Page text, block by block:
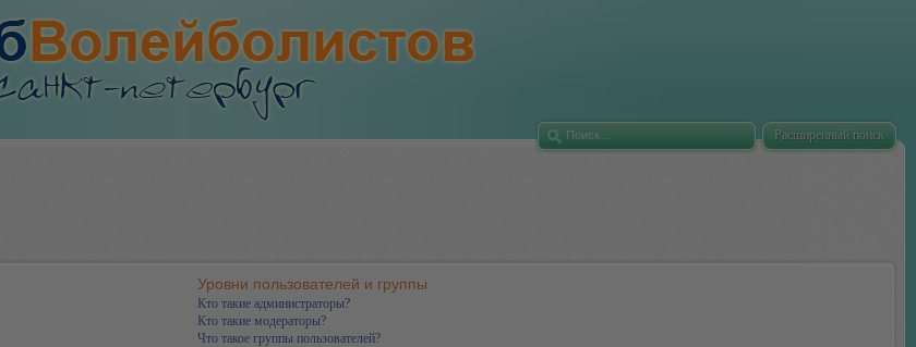
Расширенный поиск
Уровни пользователей и группы
Кто такие администраторы?
Кто такие модераторы?
Что такое группы пользователей?